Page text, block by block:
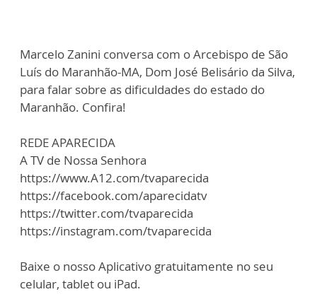
Marcelo Zanini conversa com o Arcebispo de São
Luís do Maranhão-MA, Dom José Belisário da Silva,
para falar sobre as dificuldades do estado do
Maranhão. Confira!
REDE APARECIDA
A TV de Nossa Senhora
https://www.A12.com/tvaparecida
https://facebook.com/aparecidatv
https://twitter.com/tvaparecida
https://instagram.com/tvaparecida
Baixe o nosso Aplicativo gratuitamente no seu
celular, tablet ou iPad.